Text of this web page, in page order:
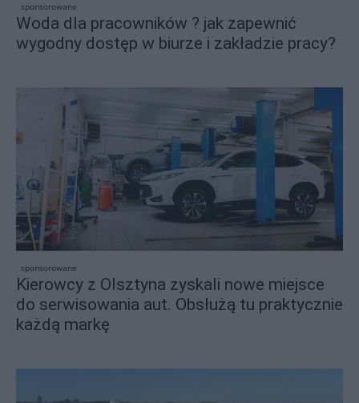
sponsorowane
Woda dla pracowników ? jak zapewnić
wygodny dostęp w biurze i zakładzie pracy?
sponsorowane
Kierowcy z Olsztyna zyskali nowe miejsce
do serwisowania aut. Obsłużą tu praktycznie
każdą markę